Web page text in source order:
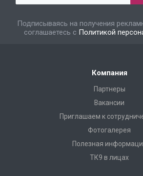
Подписываясь на получения
соглашаетесь с Политикой
Компания
Партнеры
Вакансии
Приглашаем к
Фотогалерея
Полезная
ТК9 в лицах